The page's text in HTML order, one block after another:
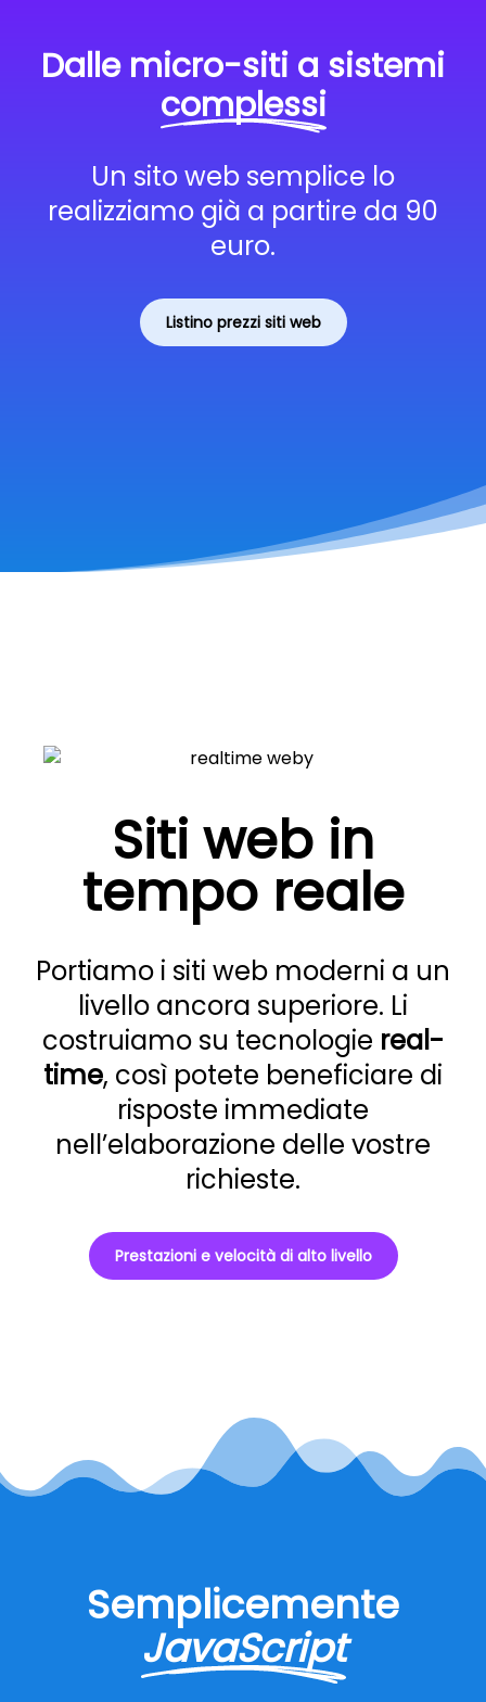
Dalle micro-siti a sistemi
complessi
Un sito web semplice lo
realizziamo già a partire da 90
euro.
Listino prezzi siti web
Siti web in
tempo reale
Portiamo i siti web moderni a un
livello ancora superiore. Li
costruiamo su tecnologie real-
time, così potete beneficiare di
risposte immediate
nell’elaborazione delle vostre
richieste.
Prestazioni e velocità di alto livello
Semplicemente
JavaScript